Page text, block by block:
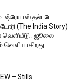
ஷ்ரேயாஸ் தல்படே
(The India Story)
வெளியீடு : ஜூலை
வெளியாகிறது
– Stills